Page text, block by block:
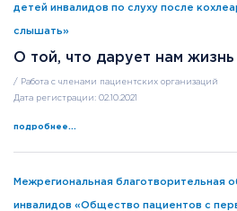
детей инвалидов по слуху после
слышать»
О той, что дарует нам жизнь
/ Работа с членами пациентских организаций
Дата регистрации: 02.10.2021
подробнее...
Межрегиональная благотворительная
инвалидов «Общество пациентов с